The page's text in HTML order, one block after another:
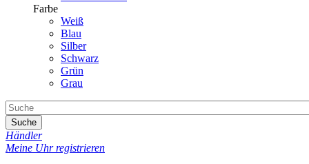
Farbe
Weiß
Blau
Silber
Schwarz
Grün
Grau
Suche
Händler
Meine Uhr registrieren